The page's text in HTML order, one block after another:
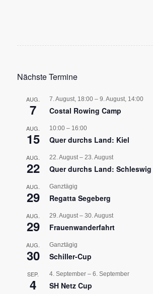
Nächste Termine
AUG.
7
7. August, 18:00– 9. August, 14:00
Costal Rowing Camp
AUG.
15
10:00– 16:00
Quer durchs Land: Kiel
AUG.
22
22. August– 23. August
Quer durchs Land:
AUG.
29
Ganztägig
Regatta Segeberg
AUG.
29
29. August– 30. August
Frauenwanderfahrt
AUG.
30
Ganztägig
Schiller-Cup
SEP.
4
4. September– 6. September
SH Netz Cup